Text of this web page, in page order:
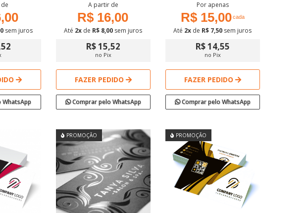
sem juros
A partir de
R$ 16,00
Até 2x de R$ 8,00 sem juros
R$ 15,52
no Pix
FAZER PEDIDO
Comprar pelo WhatsApp
Por apenas
R$ 15,00cada
Até 2x de R$ 7,50 sem juros
R$ 14,55
no Pix
FAZER PEDIDO
Comprar pelo WhatsApp
PROMOÇÃO PROMOÇÃO